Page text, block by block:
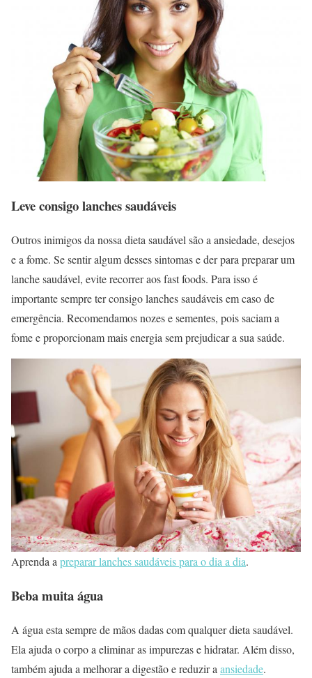
Leve consigo lanches saudáveis
Outros inimigos da nossa dieta saudável são a ansiedade, desejos
e a fome. Se sentir algum desses sintomas e der para preparar um
lanche saudável, evite recorrer aos fast foods. Para isso é
importante sempre ter consigo lanches saudáveis em caso de
emergência. Recomendamos nozes e sementes, pois saciam a
fome e proporcionam mais energia sem prejudicar a sua saúde.
Aprenda a preparar lanches saudáveis para o dia a dia.
Beba muita água
A água esta sempre de mãos dadas com qualquer dieta saudável.
Ela ajuda o corpo a eliminar as impurezas e hidratar. Além disso,
também ajuda a melhorar a digestão e reduzir a ansiedade.